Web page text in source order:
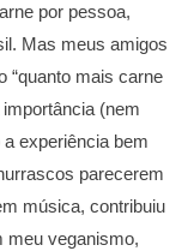
por pessoa,
Mas meus amigos
“quanto mais carne
(nem
experiência bem
parecerem
música, contribuiu
meu veganismo,